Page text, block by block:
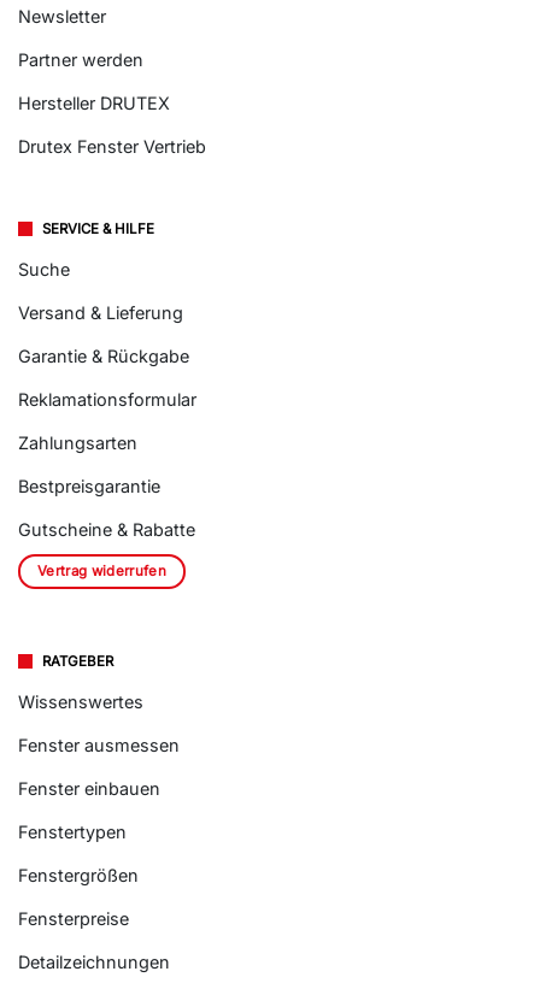
Referenzen
Newsletter
Partner werden
Hersteller DRUTEX
SERVICE & HILFE
Suche
Versand & Lieferung
Garantie & Rückgabe
Reklamationsformular
Zahlungsarten
Bestpreisgarantie
Gutscheine & Rabatte
RATGEBER
Wissenswertes
Fenster ausmessen
Fenster einbauen
Fenstertypen
Fenstergrößen
Fensterpreise